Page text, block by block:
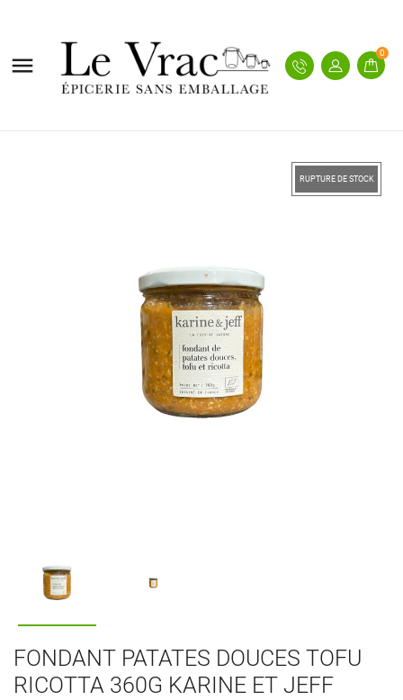
 0
RUPTURE DE STOCK
FONDANT PATATES DOUCES TOFU
RICOTTA 360G KARINE ET JEFF